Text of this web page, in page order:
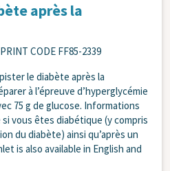
après la
PRINT CODE FF85-2339
le diabète après la
à l’épreuve d’hyperglycémie
75 g de glucose. Informations
vous êtes diabétique (y compris
du diabète) ainsi qu’après un
is also available in English and